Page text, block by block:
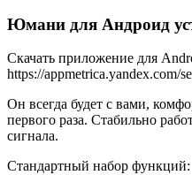
Юмани для Андроид
Скачать приложение для
https://appmetrica.yandex.com/
Он всегда будет с вами,
первого раза. Стабильно
сигнала.
Стандартный набор функций: